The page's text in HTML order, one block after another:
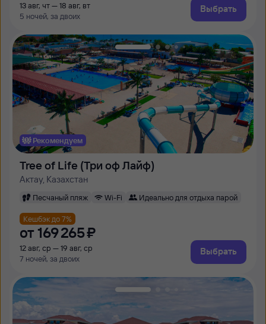
13 авг, чт — 18 авг, вт
5 ночей, за двоих
Выбрать
Рекомендуем
Tree of Life (Три оф Лайф)
Актау, Казахстан
Песчаный пляж Wi-Fi Идеально для отдыха парой
Кешбэк до 7%
от 169 ⁠265 ⁠₽
12 авг, ср — 19 авг, ср
7 ночей, за двоих
Выбрать